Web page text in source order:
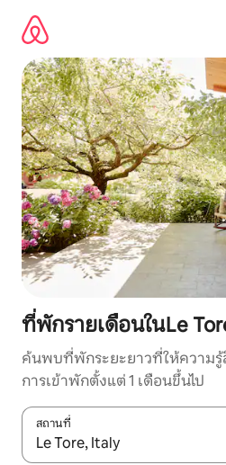
เนื้อหา
ที่พักรายเดือนในLe
ค้นพบที่พักระยะยาวที่ให้ความ
การเข้าพักตั้งแต่ 1 เดือนขึ้นไป
สถานที่
ใช้ลูกศรขึ้นลง หรือใช้การสัมผัสหรื